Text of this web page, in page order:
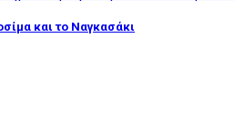
και το Ναγκασάκι